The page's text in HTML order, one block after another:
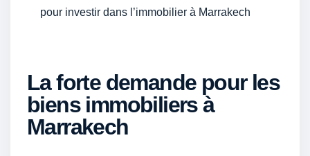
pour investir dans l’immobilier à Marrakech
La forte demande pour les
biens immobiliers à
Marrakech